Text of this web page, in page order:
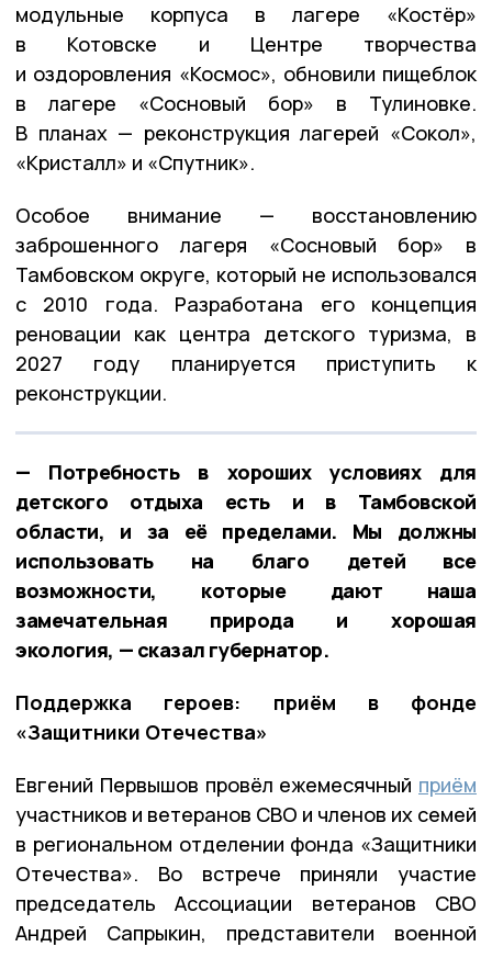
модульные корпуса в лагере «Костёр»
в Котовске и Центре творчества
и оздоровления «Космос», обновили пищеблок
в лагере «Сосновый бор» в Тулиновке.
В планах — реконструкция лагерей «Сокол»,
«Кристалл» и «Спутник».
Особое внимание — восстановлению
заброшенного лагеря «Сосновый бор» в
Тамбовском округе, который не использовался
с 2010 года. Разработана его концепция
реновации как центра детского туризма, в
2027 году планируется приступить к
реконструкции.
— Потребность в хороших условиях для
детского отдыха есть и в Тамбовской
области, и за её пределами. Мы должны
использовать на благо детей все
возможности, которые дают наша
замечательная природа и хорошая
экология, — сказал губернатор.
Поддержка героев: приём в фонде
«Защитники Отечества»
Евгений Первышов провёл ежемесячный приём
участников и ветеранов СВО и членов их семей
в региональном отделении фонда «Защитники
Отечества». Во встрече приняли участие
председатель Ассоциации ветеранов СВО
Андрей Сапрыкин, представители военной